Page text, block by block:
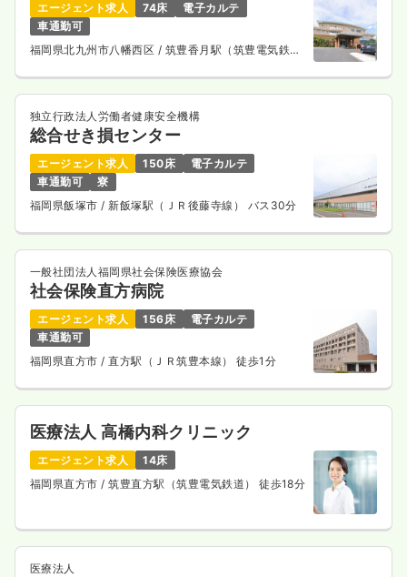
エージェント求人 74床
電子カルテ
車通勤可
福岡県北九州市八幡西区 / 筑豊香月駅（筑豊電気鉄
独立行政法人労働者健康安全機構
総合せき損センター
エージェント求人 150床
電子カルテ
車通勤可
寮
福岡県飯塚市/ 新飯塚駅（ＪＲ後藤寺線） バス30分
一般社団法人福岡県社会保険医療協会
社会保険直方病院
エージェント求人 156床
電子カルテ
車通勤可
福岡県直方市/ 直方駅（ＪＲ筑豊本線） 徒歩1分
医療法人 高橋内科クリニック
エージェント求人
14床
福岡県直方市 / 筑豊直方駅（筑豊電気鉄道） 徒歩18分
医療法人